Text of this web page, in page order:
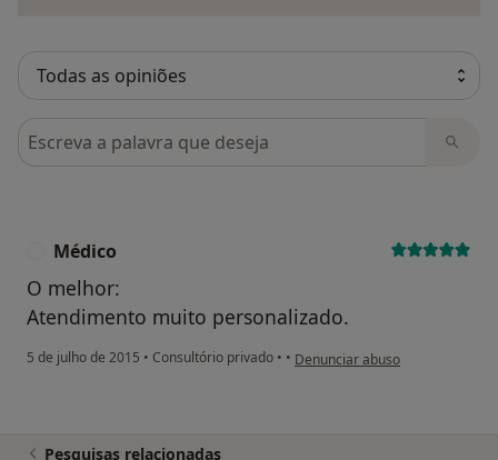
Pesquisar em opiniões
Médico
O melhor:
Atendimento muito personalizado.
5 de julho de 2015 • Consultório privado • • na opinião do utilizador Médico
Denunciar abuso
Pesquisas relacionadas